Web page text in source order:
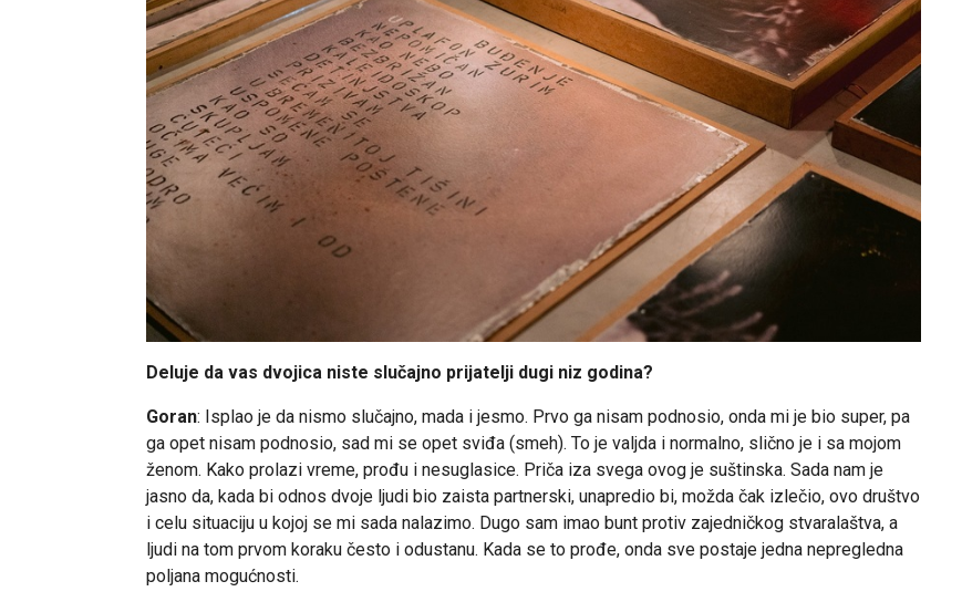
Deluje da vas dvojica niste slučajno prijatelji dugi niz godina?
Goran: Isplao je da nismo slučajno, mada i jesmo. Prvo ga nisam podnosio, onda mi je bio super, pa
ga opet nisam podnosio, sad mi se opet sviđa (smeh). To je valjda i normalno, slično je i sa mojom
ženom. Kako prolazi vreme, prođu i nesuglasice. Priča iza svega ovog je suštinska. Sada nam je
jasno da, kada bi odnos dvoje ljudi bio zaista partnerski, unapredio bi, možda čak izlečio, ovo društvo
i celu situaciju u kojoj se mi sada nalazimo. Dugo sam imao bunt protiv zajedničkog stvaralaštva, a
ljudi na tom prvom koraku često i odustanu. Kada se to prođe, onda sve postaje jedna nepregledna
poljana mogućnosti.